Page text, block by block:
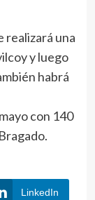
realizará una
y luego
habrá
con 140
LinkedIn